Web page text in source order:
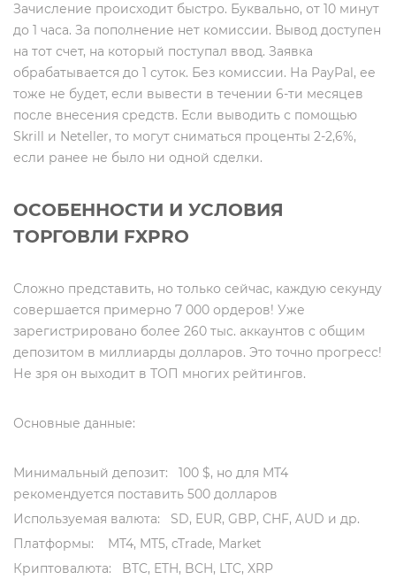
Зачисление происходит быстро. Буквально, от 10 минут
до 1 часа. За пополнение нет комиссии. Вывод доступен
на тот счет, на который поступал ввод. Заявка
обрабатывается до 1 суток. Без комиссии. На PayPal, ее
тоже не будет, если вывести в течении 6-ти месяцев
после внесения средств. Если выводить с помощью
Skrill и Neteller, то могут сниматься проценты 2-2,6%,
если ранее не было ни одной сделки.
ОСОБЕННОСТИ И УСЛОВИЯ
ТОРГОВЛИ FXPRO
Сложно представить, но только сейчас, каждую секунду
совершается примерно 7 000 ордеров! Уже
зарегистрировано более 260 тыс. аккаунтов с общим
депозитом в миллиарды долларов. Это точно прогресс!
Не зря он выходит в ТОП многих рейтингов.
Основные данные:
Минимальный депозит: 100 $, но для MT4
рекомендуется поставить 500 долларов
Используемая валюта: SD, EUR, GBP, CHF, AUD и др.
Платформы: MT4, MT5, cTrade, Market
Криптовалюта: BTC, ETH, BCH, LTC, XRP